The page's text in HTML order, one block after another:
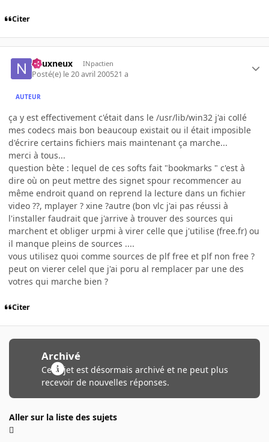
Citer
neuxneux INpactien
Posté(e) le 20 avril 200521 a
AUTEUR
ça y est effectivement c'était dans le /usr/lib/win32 j'ai collé
mes codecs mais bon beaucoup existait ou il était imposible
d'écrire certains fichiers mais maintenant ça marche...
merci à tous...
question bète : lequel de ces softs fait "bookmarks " c'est à
dire où on peut mettre des signet spour recommencer au
même endroit quand on reprend la lecture dans un fichier
video ??, mplayer ? xine ?autre (bon vlc j'ai pas réussi à
l'installer faudrait que j'arrive à trouver des sources qui
marchent et obliger urpmi à virer celle que j'utilise (free.fr) ou
il manque pleins de sources ....
vous utilisez quoi comme sources de plf free et plf non free ?
peut on vierer celel que j'ai poru al remplacer par une des
votres qui marche bien ?
Citer
Archivé
Ce sujet est désormais archivé et ne peut plus
recevoir de nouvelles réponses.
Aller sur la liste des sujets